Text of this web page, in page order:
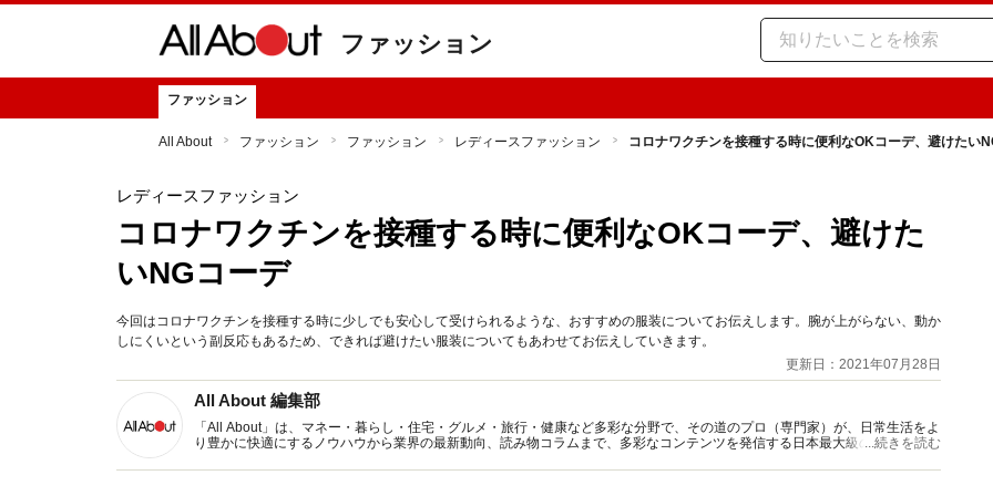
ファッション
ファッション
All About ファッション ファッション レディースファッション コロナワクチンを接種する時に便利なOKコーデ、避けたい
レディースファッション
コロナワクチンを接種する時に便利なOKコーデ、避けた
いNGコーデ
今回はコロナワクチンを接種する時に少しでも安心して受けられるような、おすすめの服装についてお伝えします。腕が上がらない、動か
しにくいという副反応もあるため、できれば避けたい服装についてもあわせてお伝えしていきます。
更新日：2021年07月28日
All About 編集部
「All About」は、マネー・暮らし・住宅・グルメ・旅行・健康など多彩な分野で、その道のプロ（専門家）が、日常生活をよ
り豊かに快適にするノウハウから業界の最新動向、読み物コラムまで、多彩なコンテンツを発信する日本最大級の総合情報サ
...続きを読む